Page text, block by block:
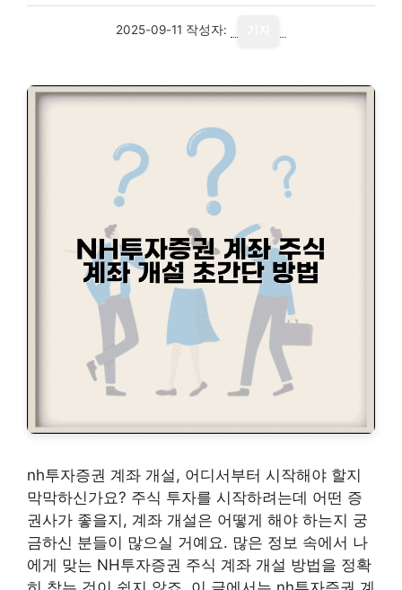
2025-09-11 작성자:
nh투자증권 계좌 개설, 어디서부터 시작해야 할지
막막하신가요? 주식 투자를 시작하려는데 어떤 증
권사가 좋을지, 계좌 개설은 어떻게 해야 하는지 궁
금하신 분들이 많으실 거예요. 많은 정보 속에서 나
에게 맞는 NH투자증권 주식 계좌 개설 방법을 정확